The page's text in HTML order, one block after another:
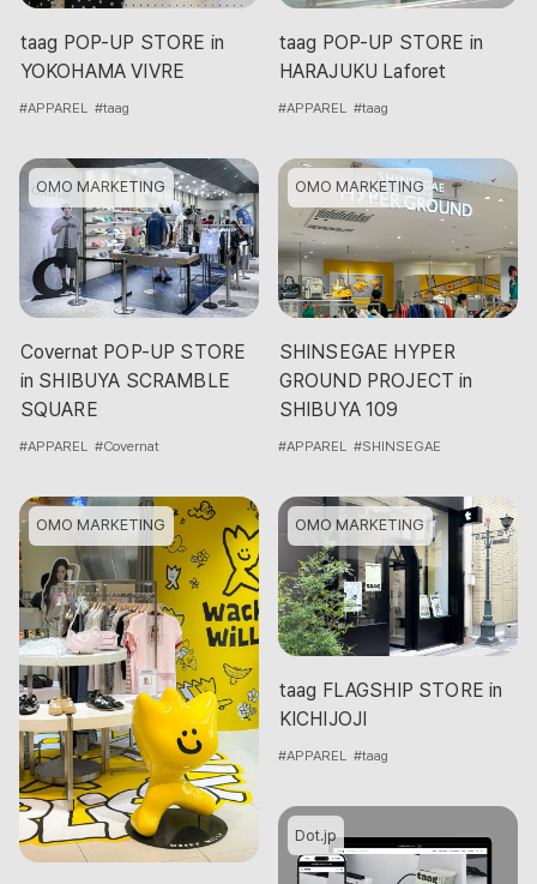
taag POP-UP STORE in
YOKOHAMA VIVRE
#APPAREL #taag
Covernat POP-UP STORE
in SHIBUYA SCRAMBLE
SQUARE
OMO MARKETING
#APPAREL #Covernat
OMO MARKETING
taag POP-UP STORE in
HARAJUKU Laforet
#APPAREL #taag
SHINSEGAE HYPER
GROUND PROJECT in
SHIBUYA 109
OMO MARKETING
#APPAREL #SHINSEGAE
taag FLAGSHIP STORE in
KICHIJOJI
OMO MARKETING
#APPAREL #taag
Dot.jp